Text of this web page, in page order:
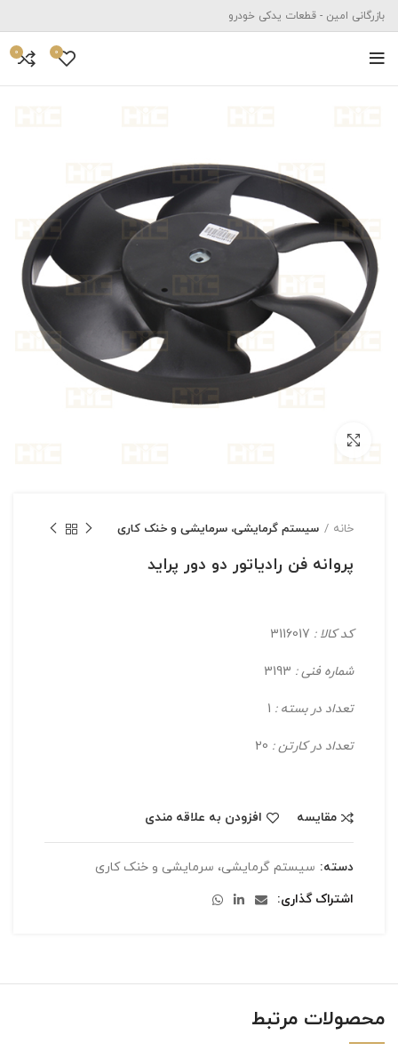
بازرگانی امین - قطعات یدکی خودرو
0
0
خانه سیستم گرمایشی، سرمایشی و خنک کاری
پروانه فن رادیاتور دو دور پراید
کد کالا :
شماره فنی :
تعداد در بسته :
تعداد در کارتن :
مقایسه افزودن به علاقه مندی
دسته: سیستم گرمایشی، سرمایشی و خنک کاری
اشتراک گذاری
محصولات مرتبط